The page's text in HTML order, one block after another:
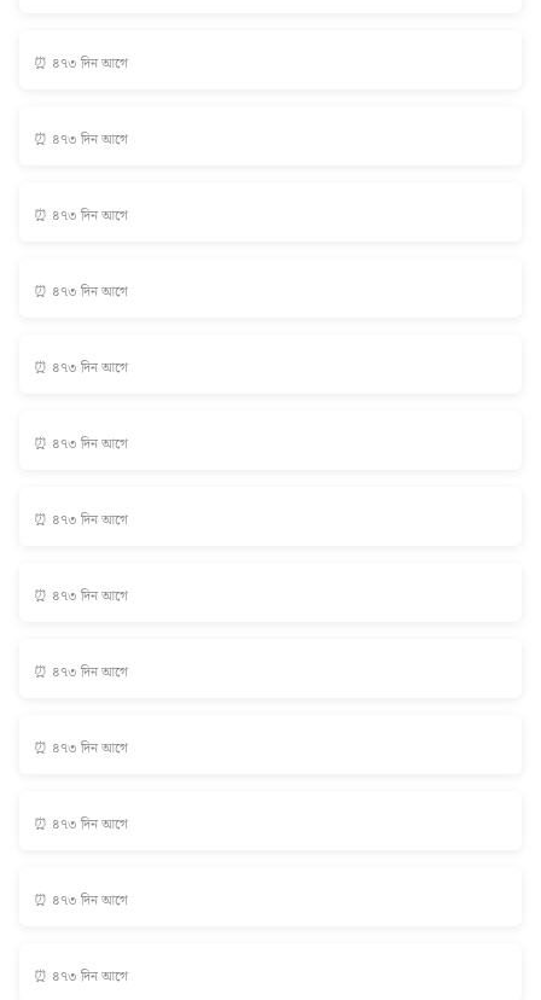
⏰ ৪৭৩ দিন আগে
⏰ ৪৭৩ দিন আগে
⏰ ৪৭৩ দিন আগে
⏰ ৪৭৩ দিন আগে
⏰ ৪৭৩ দিন আগে
⏰ ৪৭৩ দিন আগে
⏰ ৪৭৩ দিন আগে
⏰ ৪৭৩ দিন আগে
⏰ ৪৭৩ দিন আগে
⏰ ৪৭৩ দিন আগে
⏰ ৪৭৩ দিন আগে
⏰ ৪৭৩ দিন আগে
⏰ ৪৭৩ দিন আগে